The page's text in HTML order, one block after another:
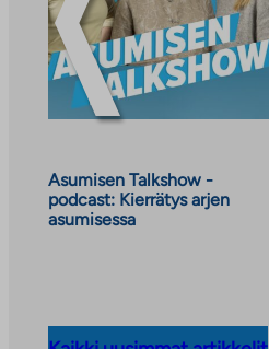
Asumisen Talkshow -
podcast: Kierrätys arjen
asumisessa